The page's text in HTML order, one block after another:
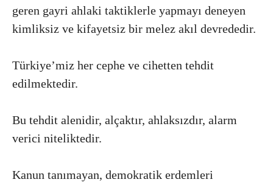
geren gayri ahlaki taktiklerle yapmayı deneyen
kimliksiz ve kifayetsiz bir melez akıl devrededir.
Türkiye’miz her cephe ve cihetten tehdit
edilmektedir.
Bu tehdit alenidir, alçaktır, ahlaksızdır, alarm
verici niteliktedir.
Kanun tanımayan, demokratik erdemleri